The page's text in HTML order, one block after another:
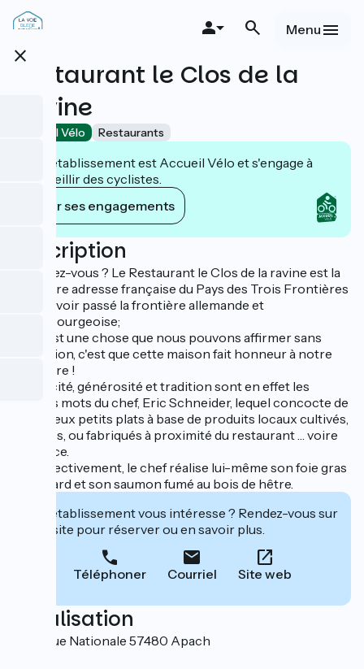
Aller
au
principal
close
Menu
Restaurant le Clos de la
Ravine
Accueil Vélo Restaurants
Cet établissement est Accueil Vélo et s'engage à
accueillir des cyclistes.
Voir ses engagements
Description
Le saviez-vous ? Le Restaurant le Clos de la ravine est la
première adresse française du Pays des Trois Frontières
après avoir passé la frontière allemande et
luxembourgeoise;
Et s'il est une chose que nous pouvons affirmer sans
hésitation, c'est que cette maison fait honneur à notre
territoire !
Simplicité, générosité et tradition sont en effet les
maîtres mots du chef, Eric Schneider, lequel concocte de
savoureux petits plats à base de produits locaux cultivés,
récoltés, ou fabriqués à proximité du restaurant … voire
sur place.
Car, effectivement, le chef réalise lui-même son foie gras
de canard et son saumon fumé au bois de hêtre.
Cet établissement vous intéresse ? Rendez-vous sur
leur site pour réserver ou en savoir plus.
Téléphoner Courriel Site web
Localisation
16-18 rue Nationale 57480 Apach